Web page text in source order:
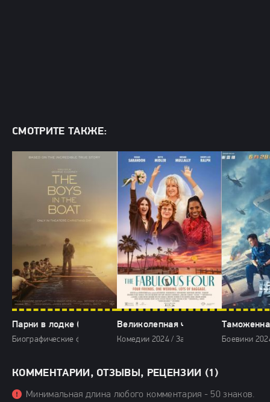
СМОТРИТЕ ТАКЖЕ:
Парни в лодке (2024)
Биографические фильмы 2024 / Драмы 2024 / Зарубежные фильмы
Великолепная четвёрка (2024)
Комедии 2024 / Зарубежные фильмы
Боевики
КОММЕНТАРИИ, ОТЗЫВЫ, РЕЦЕНЗИИ (1)
Минимальная длина любого комментария - 50 знаков.